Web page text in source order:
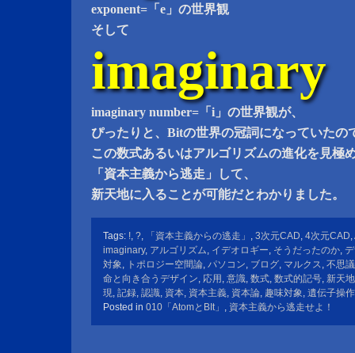
exponent=「e」の世界観
そして
imaginary
imaginary number=「i」の世界観が、
ぴったりと、Bitの世界の冠詞になっていたの
この数式あるいはアルゴリズムの進化を見極
「資本主義から逃走」して、
新天地に入ることが可能だとわかりました。
Tags: !, ?, 「資本主義からの逃走」 , 3次元CAD, 4次元CAD,
imaginary, アルゴリズム, イデオロギー, そうだったのか,
対象, トポロジー空間論, パソコン, ブログ, マルクス, 不思
命と向き合うデザイン, 応用 , 意識, 数式, 数式的記号, 新天地
現, 記録, 認識, 資本, 資本主義, 資本論, 趣味対象, 遺伝子操作
Posted in 010「AtomとBIt」 , 資本主義から逃走せよ！